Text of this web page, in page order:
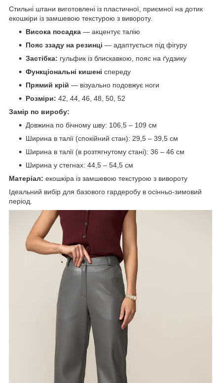
Стильні штани виготовлені із пластичної, приємної на дотик
екошкіри із замшевою текстурою з вивороту.
Висока посадка — акцентує талію
Пояс ззаду на резинці — адаптується під фігуру
Застібка: гульфик із блискавкою, пояс на ґудзику
Функціональні кишені спереду
Прямий крій — візуально подовжує ноги
Розміри: 42, 44, 46, 48, 50, 52
Замір по виробу:
Довжина по бічному шву: 106,5 – 109 см
Ширина в талії (спокійний стан): 29,5 – 39,5 см
Ширина в талії (в розтягнутому стані): 36 – 46 см
Ширина у стегнах: 44,5 – 54,5 см
Матеріал: екошкіра із замшевою текстурою з вивороту
Ідеальний вибір для базового гардеробу в осінньо-зимовий
період.